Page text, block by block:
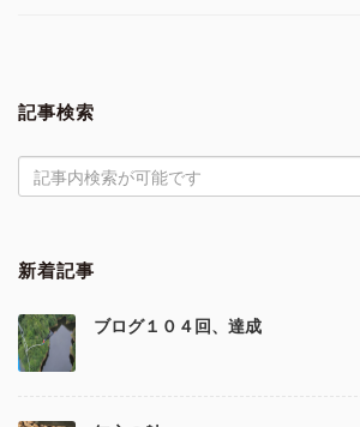
記事検索
新着記事
ブログ１０４回、達成